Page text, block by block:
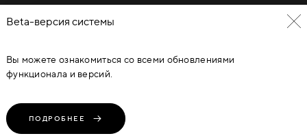
Политика конфиденциальности
© Каталог дверей - DverProf, 2021-2026Материалы сайта
являются объектами авторского права. Запрещается
копирование, распространение, любое использование
ФЕДЕРАЦИИ ОТ 09.07.93Г. №5351-1 “ОБ АВТОРСКОМ ПРАВЕ И
СМЕЖНЫХ ПРАВАХ” (с изменениями от 19 июля 1995 г., 20 июля
Beta-версия системы
Вы можете ознакомиться со всеми обновлениями
функционала и версий.
ПОДРОБНЕЕ